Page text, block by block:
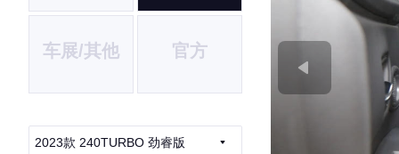
车展/其他 官方
2023款 240TURBO 劲睿版